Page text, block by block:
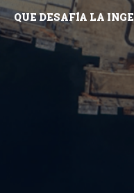
QUE DESAFÍA LA